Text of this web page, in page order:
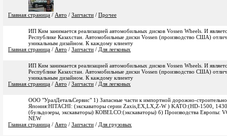
Главная страница / Авто / Запчасти / Прочее
ИП Ким занимается реализацией автомобильных дисков Vossen Wheels. И
Республике Казахстан. Автомобильные диски Vossen (производство США)
уникальным дизайном. К каждому клиенту
Главная страница / Авто / Запчасти / Для легковых
ИП Ким занимается реализацией автомобильных дисков Vossen Wheels. И
Республике Казахстан. Автомобильные диски Vossen (производство США)
уникальным дизайном. К каждому клиенту
Главная страница / Авто / Запчасти / Для легковых
ООО "УралДетальСервис" 1) Запасные части к импортной дорожно-
Япония:HITACHI: (экскаваторы серии Zaxis,EX,LX,Z-W ) KATO:(HD-1500,
(бульдозеры, экскаваторы) КОВЕLCO:(экскаваторы) б) Производства Европы:
NEW
Главная страница / Авто / Запчасти / Для грузовых